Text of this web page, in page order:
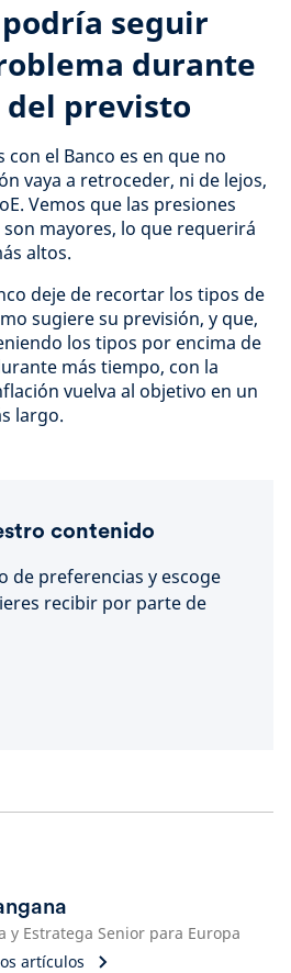
seguir
durante
previsto
con el Banco es en que no
vaya a retroceder, ni de lejos,
Vemos que las presiones
mayores, lo que requerirá
altos.
deje de recortar los tipos de
sugiere su previsión, y que,
los tipos por encima de
más tiempo, con la
vuelva al objetivo en un
largo.
contenido
de preferencias y escoge
recibir por parte de
y Estratega Senior para Europa
artículos